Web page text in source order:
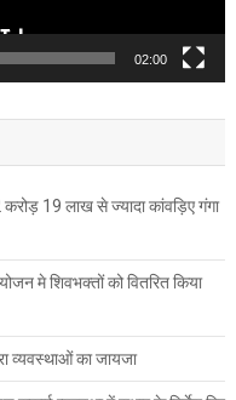
02:00
करोड़ 19 लाख से ज्यादा कांवड़िए गंगा
मे शिवभक्तों को वितरित किया
व्यवस्थाओं का जायजा